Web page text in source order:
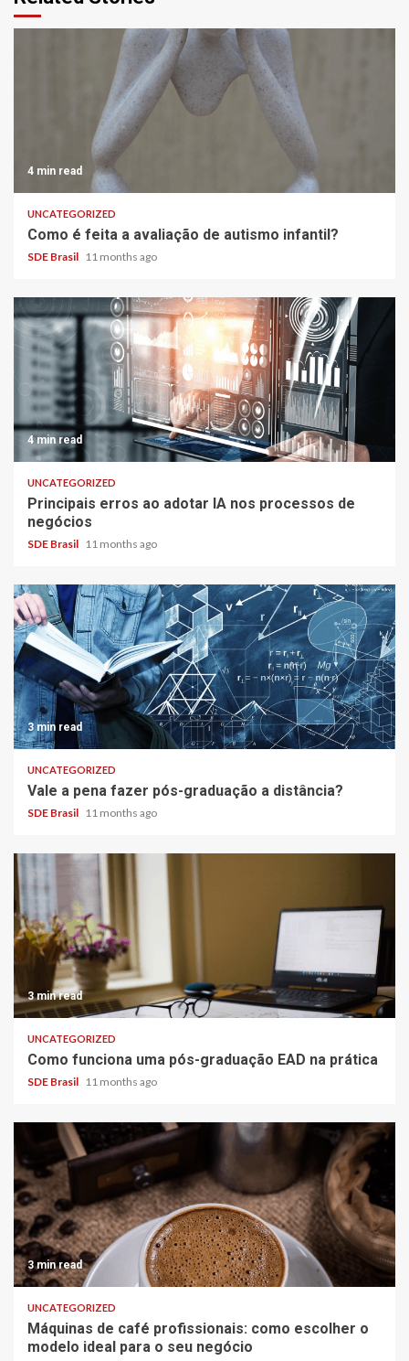
4 min read
UNCATEGORIZED
Como é feita a avaliação de autismo infantil?
SDE Brasil 11 months ago
4 min read
UNCATEGORIZED
Principais erros ao adotar IA nos processos de
negócios
SDE Brasil 11 months ago
3 min read
UNCATEGORIZED
Vale a pena fazer pós-graduação a distância?
SDE Brasil 11 months ago
3 min read
UNCATEGORIZED
Como funciona uma pós-graduação EAD na prática
SDE Brasil 11 months ago
3 min read
UNCATEGORIZED
Máquinas de café profissionais: como escolher o
modelo ideal para o seu negócio